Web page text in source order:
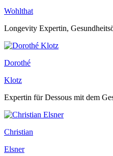
Wohlthat
Longevity Expertin,
Dorothé
Klotz
Expertin für Dessous mit dem
Christian
Elsner